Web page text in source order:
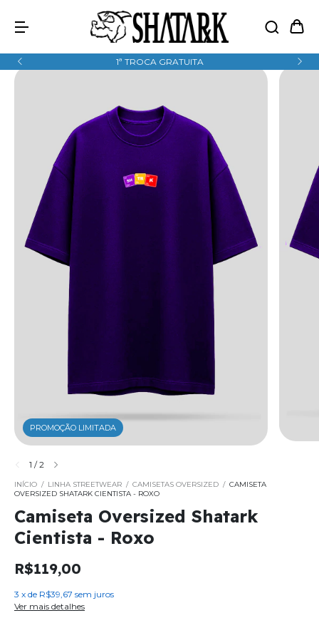
1ª TROCA GRATUITA
PROMOÇÃO LIMITADA
1 /2
INÍCIO / LINHA STREETWEAR / CAMISETAS OVERSIZED / CAMISETA
OVERSIZED SHATARK CIENTISTA - ROXO
Camiseta Oversized Shatark
Cientista - Roxo
R$119,00
3 x de R$39,67 sem juros
Ver mais detalhes